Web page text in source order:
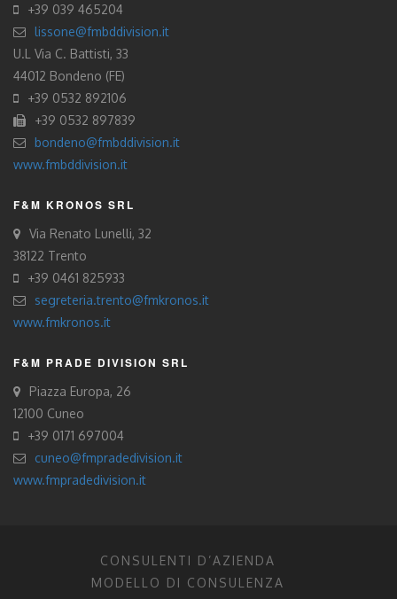
+39 039 465204
lissone@fmbddivision.it
U.L Via C. Battisti, 33
44012 Bondeno (FE)
+39 0532 892106
+39 0532 897839
bondeno@fmbddivision.it
www.fmbddivision.it
F&M KRONOS SRL
Via Renato Lunelli, 32
38122 Trento
+39 0461 825933
segreteria.trento@fmkronos.it
www.fmkronos.it
F&M PRADE DIVISION SRL
Piazza Europa, 26
12100 Cuneo
+39 0171 697004
cuneo@fmpradedivision.it
www.fmpradedivision.it
CONSULENTI D’AZIENDA
MODELLO DI CONSULENZA